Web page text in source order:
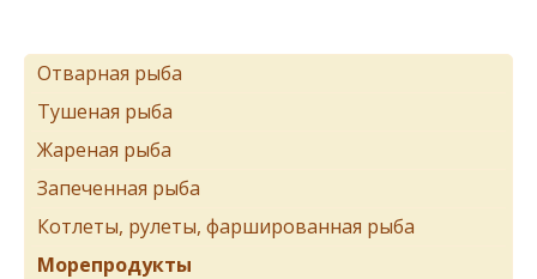
Отварная рыба
Тушеная рыба
Жареная рыба
Запеченная рыба
Котлеты, рулеты, фаршированная рыба
Морепродукты